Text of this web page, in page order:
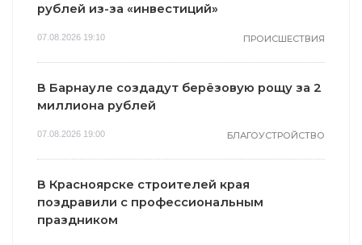
рублей из-за «инвестиций»
07.08.2026 19:10 ПРОИСШЕСТВИЯ
В Барнауле создадут берёзовую рощу за 2
миллиона рублей
07.08.2026 19:00 БЛАГОУСТРОЙСТВО
В Красноярске строителей края
поздравили с профессиональным
праздником